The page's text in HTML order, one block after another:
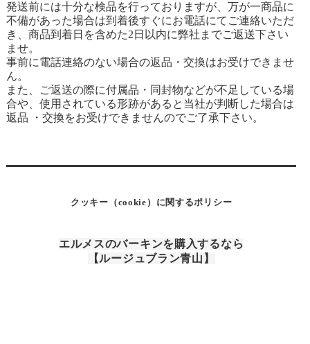
発送前には十分な検品を行っておりますが、万が一商品に
不備があった場合は到着後すぐにお電話にてご連絡いただ
き、商品到着日を含めた2日以内に弊社までご返送下さい
ませ。
事前に電話連絡のない場合の返品・交換はお受けできませ
ん。
また、ご返送の際に付属品・同封物などが不足している場
合や、使用されている形跡があると当社が判断した場合は
返品 ・交換をお受けできませんのでご了承下さい。
クッキー（cookie）に関するポリシー
エルメスのバーキンを購入するなら
【ルージュブラン青山】